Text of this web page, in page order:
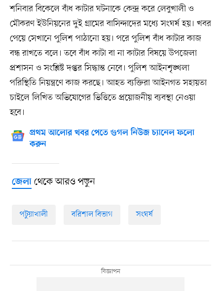
শনিবার বিকেলে বাঁধ কাটার ঘটনাকে কেন্দ্র করে লেবুখালী ও
মৌকরণ ইউনিয়নের দুই গ্রামের বাসিন্দাদের মধ্যে সংঘর্ষ হয়। খবর
পেয়ে সেখানে পুলিশ পাঠানো হয়। পরে পুলিশ বাঁধ কাটার কাজ
বন্ধ রাখতে বলে। তবে বাঁধ কাটা বা না কাটার বিষয়ে উপজেলা
প্রশাসন ও সংশ্লিষ্ট দপ্তর সিদ্ধান্ত নেবে। পুলিশ আইনশৃঙ্খলা
পরিস্থিতি নিয়ন্ত্রণে কাজ করছে। আহত ব্যক্তিরা আইনগত সহায়তা
চাইলে লিখিত অভিযোগের ভিত্তিতে প্রয়োজনীয় ব্যবস্থা নেওয়া
হবে।
প্রথম আলোর খবর পেতে গুগল নিউজ চ্যানেল ফলো
করুন
জেলাথেকে আরও পড়ুন
পটুয়াখালী বরিশাল বিভাগ সংঘর্ষ